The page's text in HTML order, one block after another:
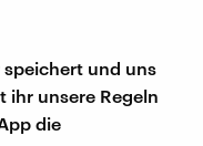
und uns
ihr unsere Regeln
die